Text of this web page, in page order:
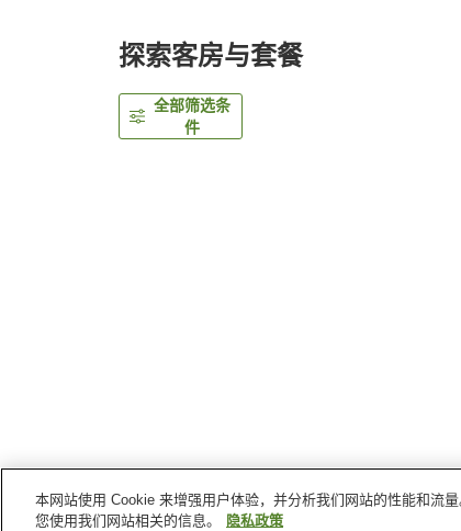
探索客房与套餐
全部筛选条
件
首页 日本 岐阜县
本网站使用 Cookie 来增强用户体验，并分析我们网站的性能和流
您使用我们网站相关的信息。
隐私政策